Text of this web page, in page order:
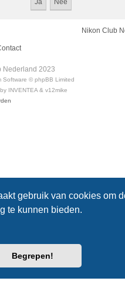
gebruik van cookies om
te kunnen bieden.
Begrepen!
Nikon Club
Nederland 2023
Software © phpBB Limited
INVENTEA & v12mike